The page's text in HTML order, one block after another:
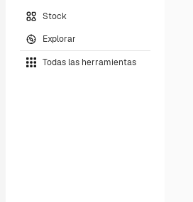
Stock
Explorar
Todas las herramientas